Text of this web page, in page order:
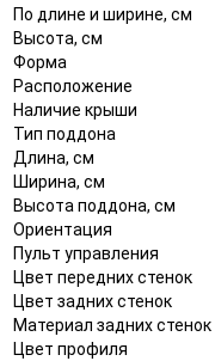
По длине и ширине, см
Высота, см
Форма
Расположение
Наличие крыши
Тип поддона
Длина, см
Ширина, см
Высота поддона, см
Ориентация
Пульт управления
Цвет передних стенок
Цвет задних стенок
Материал задних стенок
Цвет профиля